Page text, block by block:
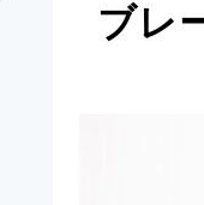
ブレ